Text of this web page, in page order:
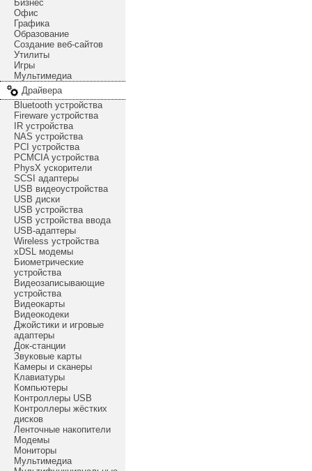
Бизнес
Офис
Графика
Образование
Создание веб-сайтов
Утилиты
Игры
Мультимедиа
Драйвера
Bluetooth устройства
Fireware устройства
IR устройства
NAS устройства
PCI устройства
PCMCIA устройства
PhysX ускорители
SCSI адаптеры
USB видеоустройства
USB диски
USB устройства
USB устройства ввода
USB-адаптеры
Wireless устройства
xDSL модемы
Биометрические
устройства
Видеозаписывающие
устройства
Видеокарты
Видеокодеки
Джойстики и игровые
адаптеры
Док-станции
Звуковые карты
Камеры и сканеры
Клавиатуры
Компьютеры
Контроллеры USB
Контроллеры жёстких
дисков
Ленточные накопители
Модемы
Мониторы
Мультимедиа